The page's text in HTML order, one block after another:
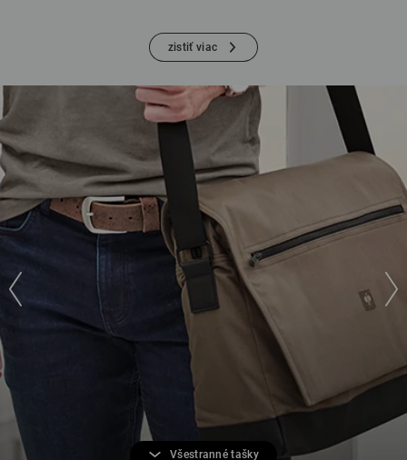
zistiť viac
Všestranné tašky